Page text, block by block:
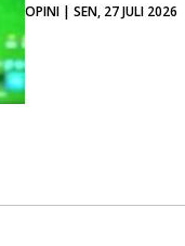
OPINI | SEN, 27 JULI 2026